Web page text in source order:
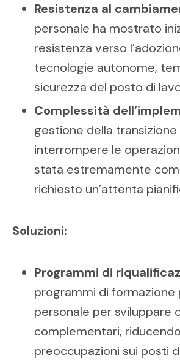
Resistenza al
personale ha mostrato
resistenza verso
tecnologie autonome,
sicurezza del posto di
Complessità
gestione della transizione
interrompere le
stata estremamente
richiesto un’attenta
Soluzioni:
Programmi di
programmi di formazione
personale per sviluppare
complementari,
preoccupazioni sui posti